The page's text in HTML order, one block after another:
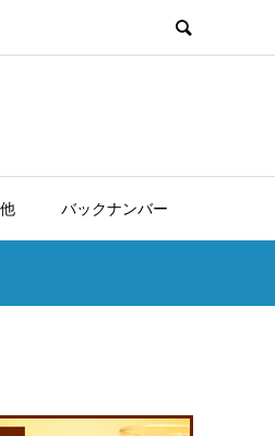
バックナンバー